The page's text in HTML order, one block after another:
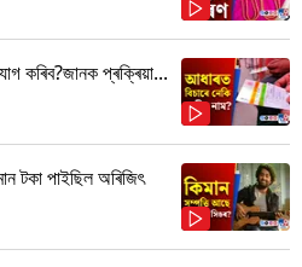
কৰিব?জানক প্ৰক্ৰিয়া...
টকা পাইছিল অৰিজিৎ